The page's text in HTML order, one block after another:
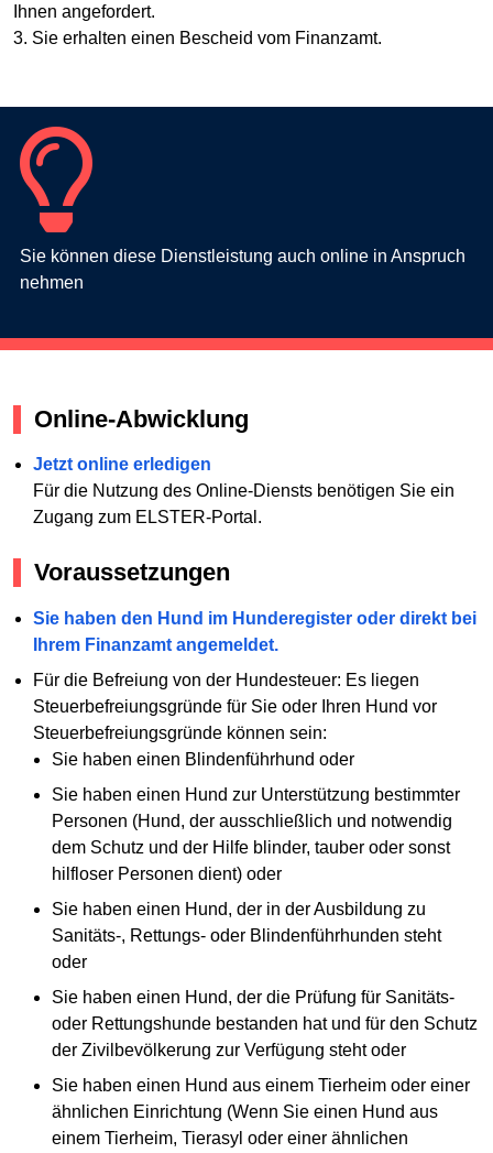
Ihnen angefordert.
3. Sie erhalten einen Bescheid vom Finanzamt.
Sie können diese Dienstleistung auch online in Anspruch
nehmen
Online-Abwicklung
Jetzt online erledigen
Für die Nutzung des Online-Diensts benötigen Sie ein
Zugang zum ELSTER-Portal.
Voraussetzungen
Sie haben den Hund im Hunderegister oder direkt bei
Ihrem Finanzamt angemeldet.
Für die Befreiung von der Hundesteuer: Es liegen
Steuerbefreiungsgründe für Sie oder Ihren Hund vor
Steuerbefreiungsgründe können sein:
Sie haben einen Blindenführhund oder
Sie haben einen Hund zur Unterstützung bestimmter
Personen (Hund, der ausschließlich und notwendig
dem Schutz und der Hilfe blinder, tauber oder sonst
hilfloser Personen dient) oder
Sie haben einen Hund, der in der Ausbildung zu
Sanitäts-, Rettungs- oder Blindenführhunden steht
oder
Sie haben einen Hund, der die Prüfung für Sanitäts-
oder Rettungshunde bestanden hat und für den Schutz
der Zivilbevölkerung zur Verfügung steht oder
Sie haben einen Hund aus einem Tierheim oder einer
ähnlichen Einrichtung (Wenn Sie einen Hund aus
einem Tierheim, Tierasyl oder einer ähnlichen